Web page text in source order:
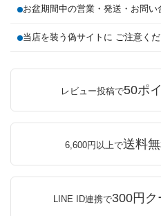
お盆期間中の営業・発送・お問い
当店を装う偽サイトに ご注意く
レビュー投稿で50ポ
6,600円以上で送料
LINE ID連携で300円ク